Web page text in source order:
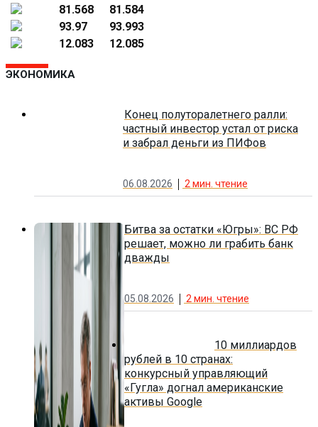
81.568
81.584
93.97
93.993
12.083
12.085
ЭКОНОМИКА
Конец полуторалетнего ралли:
частный инвестор устал от риска
и забрал деньги из ПИФов
06.08.2026 2 мин. чтение
Битва за остатки «Югры»: ВС РФ
решает, можно ли грабить банк
дважды
05.08.2026 2мин. чтение
10 миллиардов
рублей в 10 странах:
конкурсный управляющий
«Гугла» догнал американские
активы Google